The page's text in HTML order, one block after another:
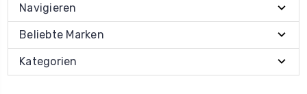
Navigieren
Beliebte Marken
Kategorien